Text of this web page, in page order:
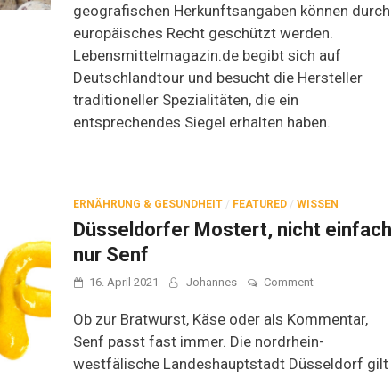
geografischen Herkunftsangaben können durch
europäisches Recht geschützt werden.
Lebensmittelmagazin.de begibt sich auf
Deutschlandtour und besucht die Hersteller
traditioneller Spezialitäten, die ein
entsprechendes Siegel erhalten haben.
ERNÄHRUNG & GESUNDHEIT / FEATURED / WISSEN
Düsseldorfer Mostert, nicht einfach
nur Senf
16. April 2021 Johannes Commenton
Mostert,
einfach
nur
Ob zur Bratwurst, Käse oder als Kommentar,
Senf passt fast immer. Die nordrhein-
westfälische Landeshauptstadt Düsseldorf gilt